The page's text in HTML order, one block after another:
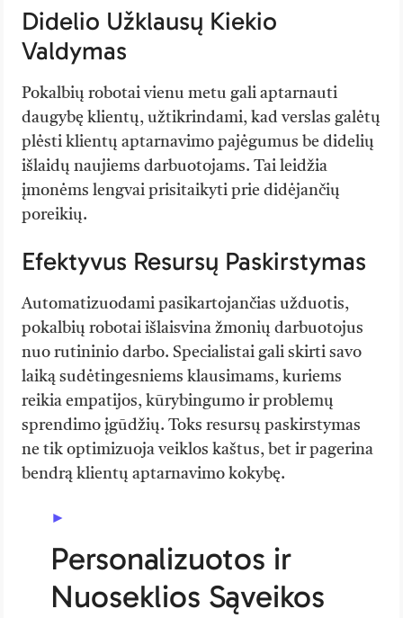
Didelio Užklausų Kiekio
Valdymas
Pokalbių robotai vienu metu gali aptarnauti
daugybę klientų, užtikrindami, kad verslas galėtų
plėsti klientų aptarnavimo pajėgumus be didelių
išlaidų naujiems darbuotojams. Tai leidžia
įmonėms lengvai prisitaikyti prie didėjančių
poreikių.
Efektyvus Resursų Paskirstymas
Automatizuodami pasikartojančias užduotis,
pokalbių robotai išlaisvina žmonių darbuotojus
nuo rutininio darbo. Specialistai gali skirti savo
laiką sudėtingesniems klausimams, kuriems
reikia empatijos, kūrybingumo ir problemų
sprendimo įgūdžių. Toks resursų paskirstymas
ne tik optimizuoja veiklos kaštus, bet ir pagerina
bendrą klientų aptarnavimo kokybę.
Personalizuotos ir
Nuoseklios Sąveikos